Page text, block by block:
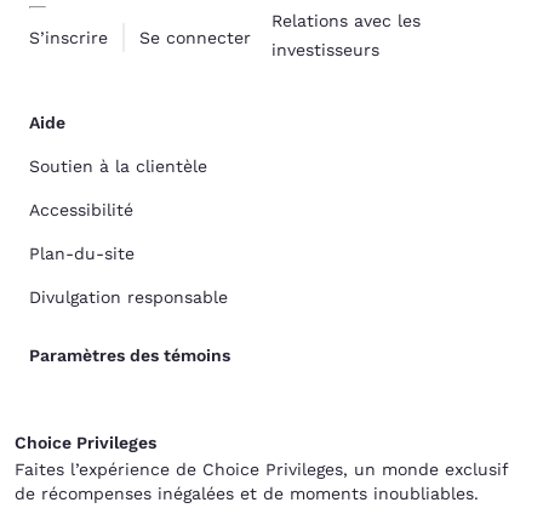
S’inscrire Se connecter
Relations avec les
investisseurs
Aide
Soutien à la clientèle
Accessibilité
Plan-du-site
Divulgation responsable
Paramètres des témoins
Choice Privileges
Faites l’expérience de Choice Privileges, un monde exclusif
de récompenses inégalées et de moments inoubliables.